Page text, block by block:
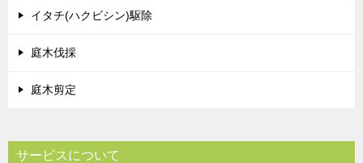
イタチ(ハクビシン)駆除
庭木伐採
庭木剪定
サービスについて